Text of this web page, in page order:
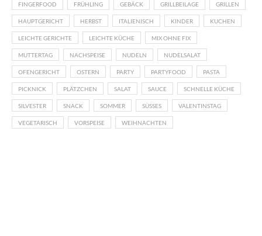
FINGERFOOD FRÜHLING GEBÄCK GRILLBEILAGE GRILLEN
HAUPTGERICHT HERBST ITALIENISCH KINDER KUCHEN
LEICHTE GERICHTE LEICHTE KÜCHE MIX OHNE FIX
MUTTERTAG NACHSPEISE NUDELN NUDELSALAT
OFENGERICHT OSTERN PARTY PARTYFOOD PASTA
PICKNICK PLÄTZCHEN SALAT SAUCE SCHNELLE KÜCHE
SILVESTER SNACK SOMMER SÜSSES VALENTINSTAG
VEGETARISCH VORSPEISE WEIHNACHTEN